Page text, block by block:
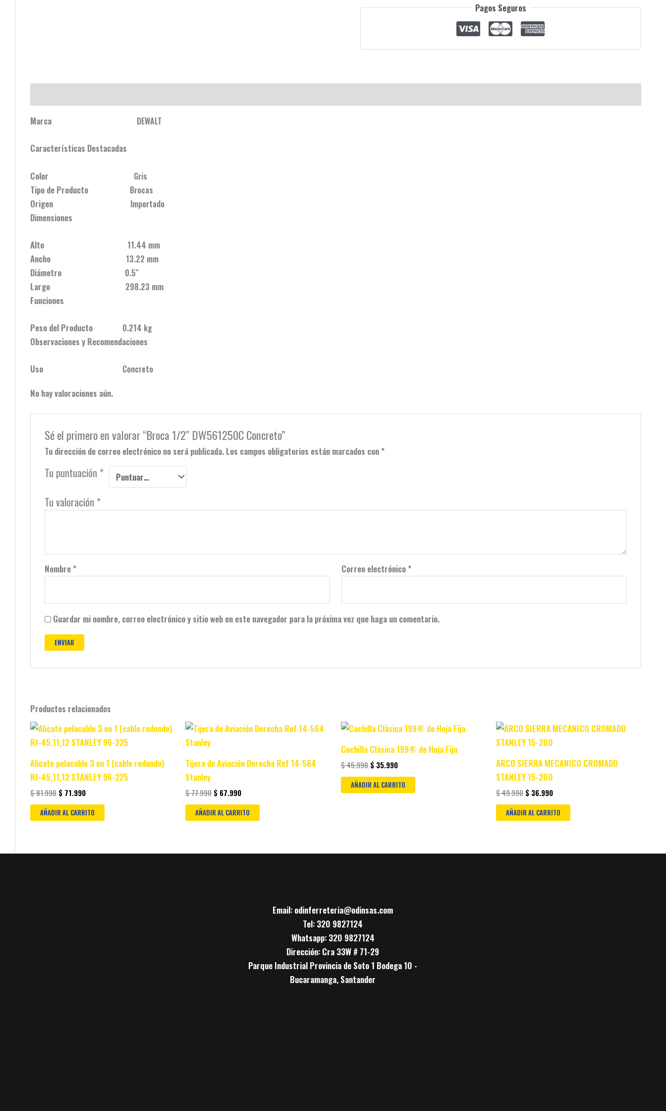
Pagos Seguros
Marca DEWALT
Características Destacadas
Color Gris
Tipo de Producto Brocas
Origen Importado
Dimensiones
Alto 11.44 mm
Ancho 13.22 mm
Diámetro 0.5″
Largo 298.23 mm
Funciones
Peso del Producto 0.214 kg
Observaciones y Recomendaciones
Uso Concreto
No hay valoraciones aún.
Sé el primero en valorar “Broca 1/2″ DW561250C Concreto”
Tu dirección de correo electrónico no será publicada. Los campos obligatorios están marcados con *
Tu puntuación *
Tu valoración *
Nombre * Correo electrónico *
Guardar mi nombre, correo electrónico y sitio web en este navegador para la próxima vez que haga un comentario.
Productos relacionados
Alicate pelacable 3 en 1 (cable redondo)
RJ-45,11,12 STANLEY 96-225
$81.990
Original
price
was:
$ 71.990
Current
price
is:
AÑADIR AL CARRITO
Tijera de Aviación Derecha Ref 14-564
Stanley
$77.990
Original
price
$ 67.990
Current
price
AÑADIR AL CARRITO
Cuchilla Clásica 199® de Hoja Fija
$45.990
Original
price
was:
$ 45.990.
$35.990
Current
price
is:
$ 35.990.
AÑADIR AL CARRITO
ARCO SIERRA MECANICO CROMADO
STANLEY 15-200
$49.990
Original
price
was:
$36.990
Current
price
is:
AÑADIR AL CARRITO
Email: odinferreteria@odinsas.com
Tel: 320 9827124
Whatsapp: 320 9827124
Dirección: Cra 33W # 71-29
Parque Industrial Provincia de Soto 1 Bodega 10 -
Bucaramanga, Santander